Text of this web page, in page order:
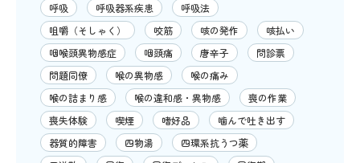
呼吸
呼吸器系疾患
呼吸法
咀嚼（そしゃく）
咬筋 咳の発作
咳払い
咽喉頭異物感症
咽頭痛 唐辛子
問診票
問題同僚
喉の異物感
喉の痛み
喉の詰まり感
喉の違和感・異物感
喪の作業
喪失体験
喫煙 嗜好品
噛んで吐き出す
器質的障害
四物湯
四環系抗うつ薬